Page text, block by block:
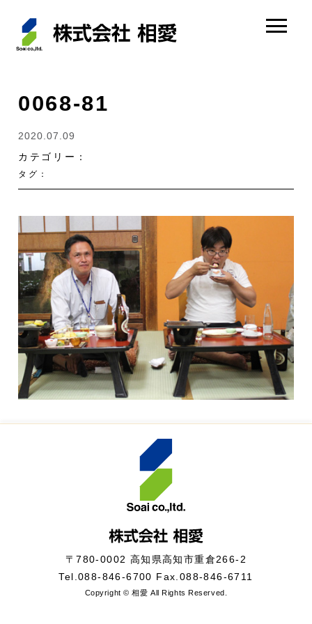
0068-81
2020.07.09
カテゴリー：
タグ：
〒780-0002 高知県高知市重倉266-2
Tel.088-846-6700 Fax.088-846-6711
Copyright © 相愛 All Rights Reserved.